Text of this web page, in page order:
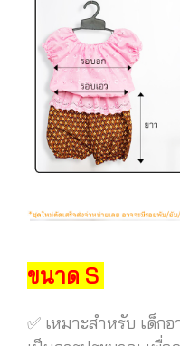
ขนาด S
✅ เหมาะสำหรับ เด็ก